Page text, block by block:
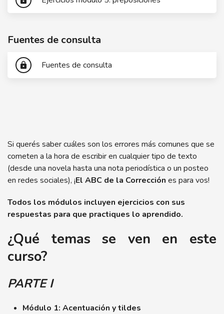
Fuentes de consulta
lock Fuentes de consulta
Si querés saber cuáles son los errores más comunes que se
cometen a la hora de escribir en cualquier tipo de texto
(desde una novela hasta una nota periodística o un posteo
en redes sociales), ¡El ABC de la Corrección es para vos!
Todos los módulos incluyen ejercicios con sus
respuestas para que practiques lo aprendido.
¿Qué temas se ven en este
curso?
PARTE I
Módulo 1: Acentuación y tildes